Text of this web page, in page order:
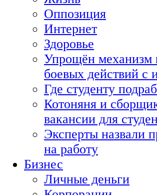
Оппозиция
Интернет
Здоровье
Упрощён механизм
боевых действий с
Где студенту
Котоняня и
вакансии для
Эксперты назвали
на работу
Бизнес
Личные деньги